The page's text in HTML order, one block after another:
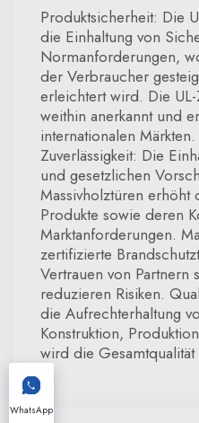
Produktsicherheit: Die
die Einhaltung von
Normanforderungen,
der Verbraucher
erleichtert wird. Die
weithin anerkannt und
internationalen
Zuverlässigkeit: Die
und gesetzlichen
Massivholztüren erhöht
Produkte sowie deren
Marktanforderungen.
zertifizierte
Vertrauen von
reduzieren Risiken.
die Aufrechterhaltung
Konstruktion,
wird die
WhatsApp